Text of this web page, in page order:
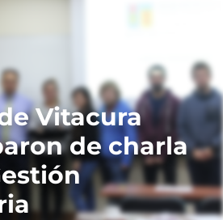
Vitacura
de charla